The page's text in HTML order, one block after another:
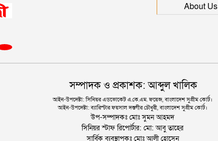
About Us
সম্পাদক ও প্রকাশক: আব্দুল খালিক
আইন-উপদেষ্টা: সিনিয়র এডভোকেট এ.কে.এম. ফয়েজ, বাংলাদেশ সুপ্রীম কোর্ট।
আইন-উপদেষ্টা: ব্যারিস্টার ফয়সাল দস্তগীর চৌধুরী, বাংলাদেশ সুপ্রীম কোর্ট।
উপ-সম্পাদকঃ মোঃ সুমন আহমদ
সিনিয়র স্টাফ রিপোর্টার: মো: আবু তাহের
সার্বিক ব্যবস্থাপকঃ মোঃ আলী হোসেন